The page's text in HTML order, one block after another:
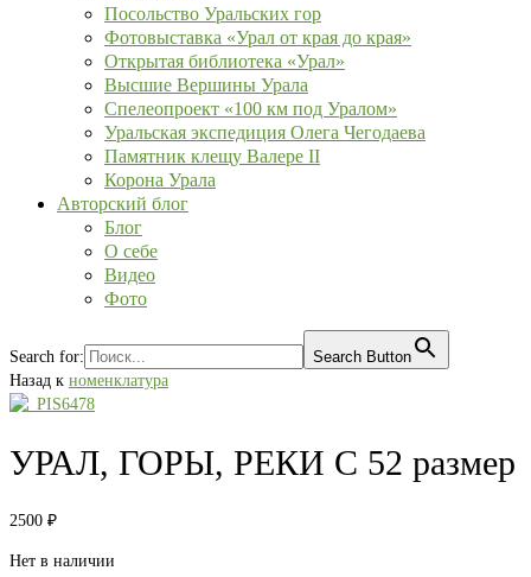
Посольство Уральских гор
Фотовыставка «Урал от края до края»
Открытая библиотека «Урал»
Высшие Вершины Урала
Спелеопроект «100 км под Уралом»
Уральская экспедиция Олега Чегодаева
Памятник клещу Валере II
Корона Урала
Авторский блог
Блог
О себе
Видео
Фото
Search for:
Search Button
Назад к номенклатура
УРАЛ, ГОРЫ, РЕКИ С 52 размер
2500 ₽
Нет в наличии